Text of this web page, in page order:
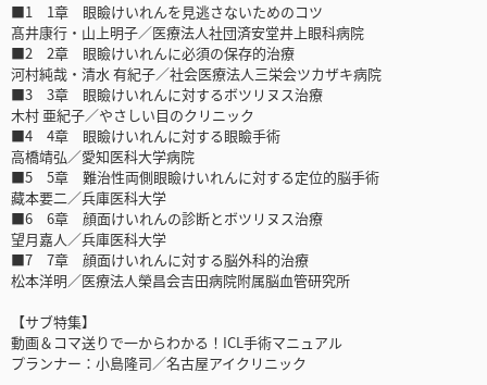
■1 1章 眼瞼けいれんを見逃さないためのコツ
髙井康行・山上明子／医療法人社団済安堂井上眼科病院
■2 2章 眼瞼けいれんに必須の保存的治療
河村純哉・清水 有紀子／社会医療法人三栄会ツカザキ病院
■3 3章 眼瞼けいれんに対するボツリヌス治療
木村 亜紀子／やさしい目のクリニック
■4 4章 眼瞼けいれんに対する眼瞼手術
高橋靖弘／愛知医科大学病院
■5 5章 難治性両側眼瞼けいれんに対する定位的脳手術
藏本要二／兵庫医科大学
■6 6章 顔面けいれんの診断とボツリヌス治療
望月嘉人／兵庫医科大学
■7 7章 顔面けいれんに対する脳外科的治療
松本洋明／医療法人榮昌会吉田病院附属脳血管研究所
【サブ特集】
動画＆コマ送りで一からわかる！ICL手術マニュアル
プランナー：小島隆司／名古屋アイクリニック